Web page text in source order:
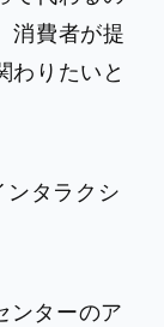
消費者が提
わりたいと
タラクシ
ターのア